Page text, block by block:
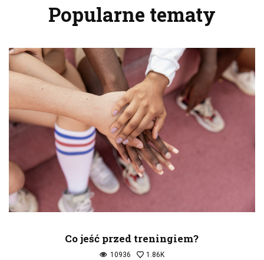
Popularne tematy
Co jeść przed treningiem?
10936 1.86K